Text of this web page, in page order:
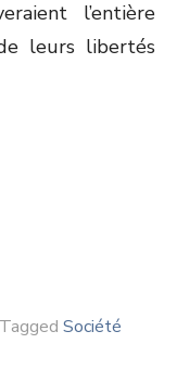
l’entière
leurs libertés
Tagged Société